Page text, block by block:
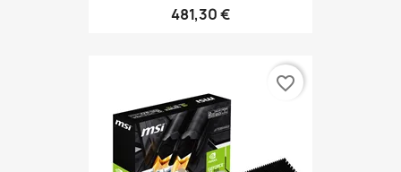
481,30 €
favorite_border